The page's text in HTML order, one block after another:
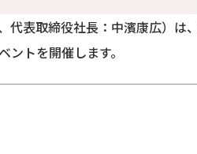
表取締役社長：中濱康広）
トを開催します。